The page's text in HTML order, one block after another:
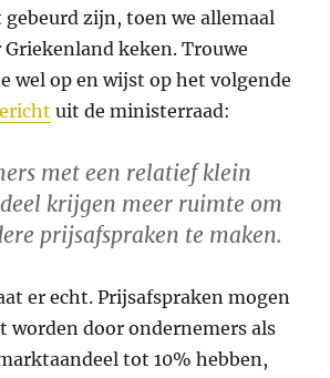
zijn, toen we allemaal
Griekenland keken. Trouwe
wel op en wijst op het volgende
uit de ministerraad:
met een relatief klein
krijgen meer ruimte om
prijsafspraken te maken.
er echt. Prijsafspraken mogen
worden door ondernemers als
tot 10% hebben,